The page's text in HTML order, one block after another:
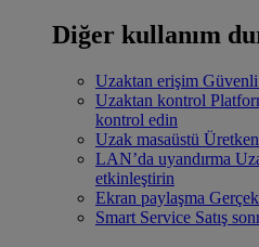
Diğer kullanım
Uzaktan erişim
Uzaktan kontrol
kontrol edin
Uzak masaüstü
LAN’da uyandırma
etkinleştirin
Ekran paylaşma
Smart Service Satış